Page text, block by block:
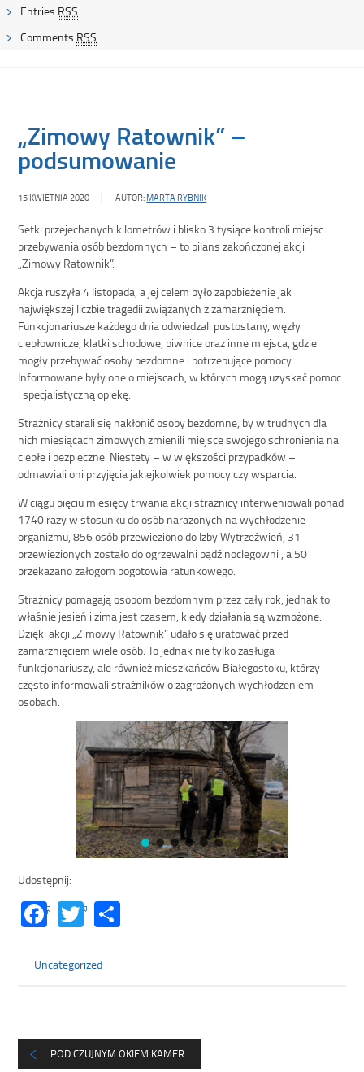
Entries RSS
Comments RSS
„Zimowy Ratownik” –
podsumowanie
15 KWIETNIA 2020 AUTOR: MARTA RYBNIK
Setki przejechanych kilometrów i blisko 3 tysiące kontroli miejsc
przebywania osób bezdomnych – to bilans zakończonej akcji
„Zimowy Ratownik”.
Akcja ruszyła 4 listopada, a jej celem było zapobieżenie jak
największej liczbie tragedii związanych z zamarznięciem.
Funkcjonariusze każdego dnia odwiedzali pustostany, węzły
ciepłownicze, klatki schodowe, piwnice oraz inne miejsca, gdzie
mogły przebywać osoby bezdomne i potrzebujące pomocy.
Informowane były one o miejscach, w których mogą uzyskać pomoc
i specjalistyczną opiekę.
Strażnicy starali się nakłonić osoby bezdomne, by w trudnych dla
nich miesiącach zimowych zmienili miejsce swojego schronienia na
ciepłe i bezpieczne. Niestety – w większości przypadków –
odmawiali oni przyjęcia jakiejkolwiek pomocy czy wsparcia.
W ciągu pięciu miesięcy trwania akcji strażnicy interweniowali ponad
1740 razy w stosunku do osób narażonych na wychłodzenie
organizmu, 856 osób przewieziono do Izby Wytrzeźwień, 31
przewiezionych zostało do ogrzewalni bądź noclegowni , a 50
przekazano załogom pogotowia ratunkowego.
Strażnicy pomagają osobom bezdomnym przez cały rok, jednak to
właśnie jesień i zima jest czasem, kiedy działania są wzmożone.
Dzięki akcji „Zimowy Ratownik” udało się uratować przed
zamarznięciem wiele osób. To jednak nie tylko zasługa
funkcjonariuszy, ale również mieszkańców Białegostoku, którzy
często informowali strażników o zagrożonych wychłodzeniem
osobach.
Udostępnij:
Facebook
Twitter
Uncategorized
POD CZUJNYM OKIEM KAMER